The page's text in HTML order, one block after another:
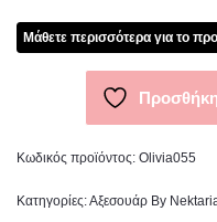
Μάθετε περισσότερα για το
Κωδικός προϊόντος: Olivia055
Κατηγορίες:Αξεσουάρ By